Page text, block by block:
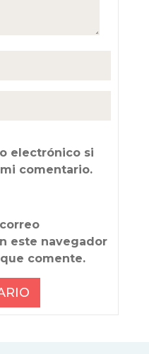
electrónico si
comentario.
este navegador
comente.